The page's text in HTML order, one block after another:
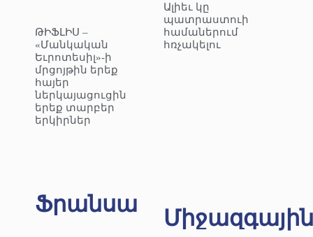
ԹԻՖԼԻՍ –
«Մանկական
Եւրոտեսիլ»-ի
մրցոյթին երեք
հայեր
ներկայացուցին
երեք տարբեր
երկիրներ
Ալիեւ կը
պատրաստուի
համաներում
հռչակելու
Ֆրանսա
Միջազգային